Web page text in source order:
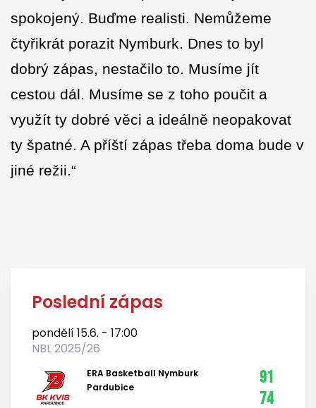
spokojený. Buďme realisti. Nemůžeme
čtyřikrát porazit Nymburk. Dnes to byl
dobrý zápas, nestačilo to. Musíme jít
cestou dál. Musíme se z toho poučit a
využít ty dobré věci a ideálně neopakovat
ty špatné. A příští zápas třeba doma bude v
jiné režii.“
Poslední zápas
pondělí 15.6. - 17:00
NBL 2025/26
ERA Basketball Nymburk
Pardubice
91
74